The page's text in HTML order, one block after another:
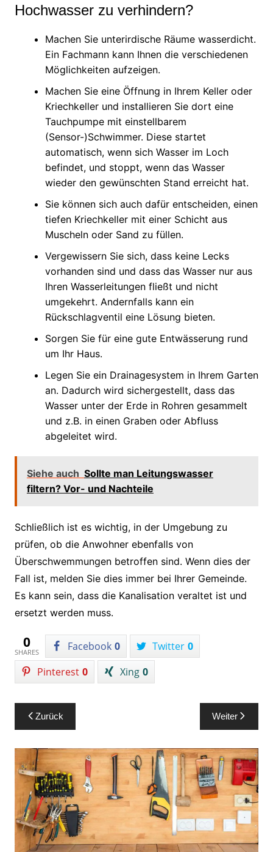
Hochwasser zu verhindern?
Machen Sie unterirdische Räume wasserdicht.
Ein Fachmann kann Ihnen die verschiedenen
Möglichkeiten aufzeigen.
Machen Sie eine Öffnung in Ihrem Keller oder
Kriechkeller und installieren Sie dort eine
Tauchpumpe mit einstellbarem
(Sensor-)Schwimmer. Diese startet
automatisch, wenn sich Wasser im Loch
befindet, und stoppt, wenn das Wasser
wieder den gewünschten Stand erreicht hat.
Sie können sich auch dafür entscheiden, einen
tiefen Kriechkeller mit einer Schicht aus
Muscheln oder Sand zu füllen.
Vergewissern Sie sich, dass keine Lecks
vorhanden sind und dass das Wasser nur aus
Ihren Wasserleitungen fließt und nicht
umgekehrt. Andernfalls kann ein
Rückschlagventil eine Lösung bieten.
Sorgen Sie für eine gute Entwässerung rund
um Ihr Haus.
Legen Sie ein Drainagesystem in Ihrem Garten
an. Dadurch wird sichergestellt, dass das
Wasser unter der Erde in Rohren gesammelt
und z.B. in einen Graben oder Abfluss
abgeleitet wird.
Siehe auch Sollte man Leitungswasser
filtern? Vor- und Nachteile
Schließlich ist es wichtig, in der Umgebung zu
prüfen, ob die Anwohner ebenfalls von
Überschwemmungen betroffen sind. Wenn dies der
Fall ist, melden Sie dies immer bei Ihrer Gemeinde.
Es kann sein, dass die Kanalisation veraltet ist und
ersetzt werden muss.
0
SHARES Facebook 0 Twitter 0
Pinterest 0 Xing 0
Beitragsnavigation
Zurück Weiter